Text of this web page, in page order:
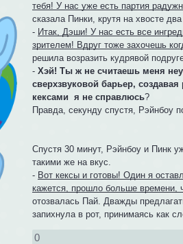
тебя! У нас уже есть партия
сказала Пинки, крутя на хвосте
- Итак, Дэши! У нас есть все
зрителем! Вдруг тоже захочешь
решила возразить кудрявой
-Хэй! Ты ж не считаешь меня
сверхзвуковой барьер,
кексами я не справлюсь?
Правда, секунду спустя, Рэйнбоу
Спустя 30 минут, Рэйнбоу и Пинк
такими же на вкус.
- Вот кексы и готовы! Один я
кажется, прошло больше времени,
отозвалась Пай. Дважды
запихнула в рот, принимаясь как
0